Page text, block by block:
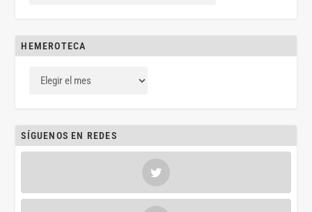
HEMEROTECA
SÍGUENOS EN REDES